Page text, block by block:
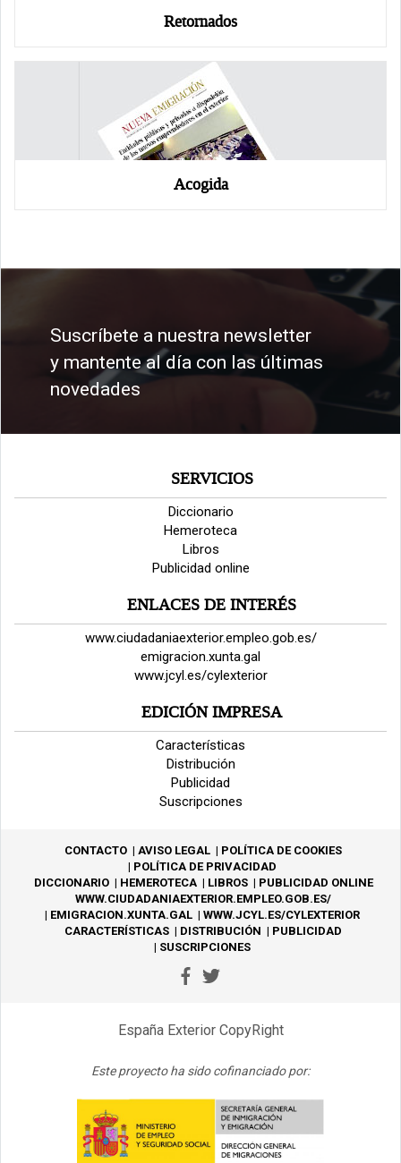
Retornados
Acogida
Suscríbete a nuestra newsletter
y mantente al día con las últimas
novedades
SERVICIOS
Diccionario
Hemeroteca
Libros
Publicidad online
ENLACES DE INTERÉS
www.ciudadaniaexterior.empleo.gob.es/
emigracion.xunta.gal
www.jcyl.es/cylexterior
EDICIÓN IMPRESA
Características
Distribución
Publicidad
Suscripciones
CONTACTO AVISO LEGAL
POLÍTICA DE COOKIES
POLÍTICA DE PRIVACIDAD
DICCIONARIO
HEMEROTECA LIBROS
PUBLICIDAD ONLINE
WWW.CIUDADANIAEXTERIOR.EMPLEO.GOB.ES/
EMIGRACION.XUNTA.GAL
WWW.JCYL.ES/CYLEXTERIOR
CARACTERÍSTICAS
DISTRIBUCIÓN
PUBLICIDAD
SUSCRIPCIONES
España Exterior CopyRight
Este proyecto ha sido cofinanciado por: